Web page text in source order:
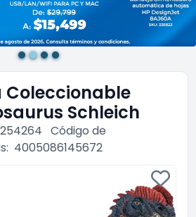
Coleccionable
Schleich
254264 Código de
4005086145672